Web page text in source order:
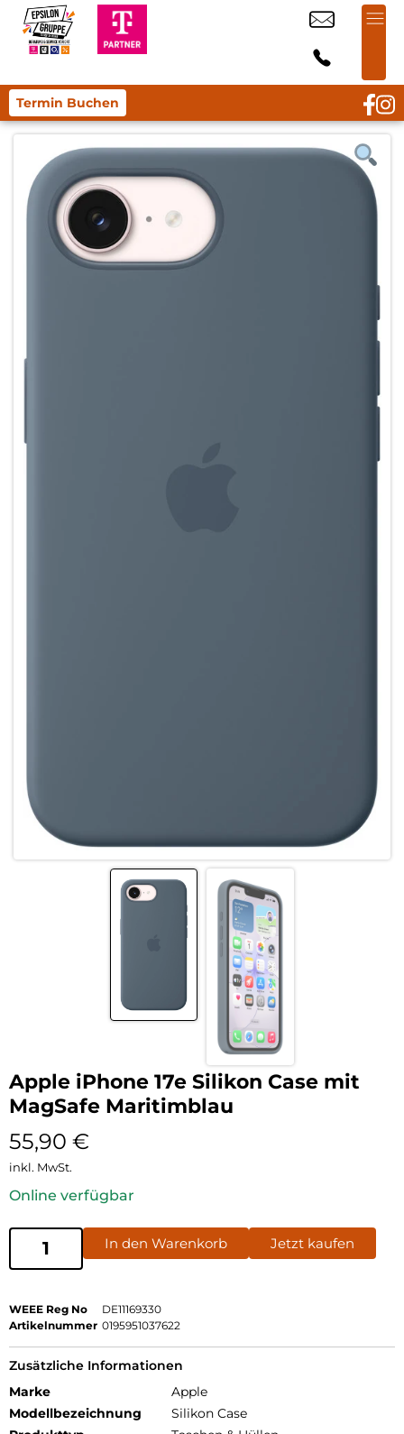
Termin Buchen
Apple iPhone 17e Silikon Case mit
MagSafe Maritimblau
55,90 €
inkl. MwSt.
Online verfügbar
In den Warenkorb Jetzt kaufen
WEEE Reg No
DE11169330
Artikelnummer 0195951037622
Zusätzliche Informationen
Marke
Apple
Modellbezeichnung
Silikon Case